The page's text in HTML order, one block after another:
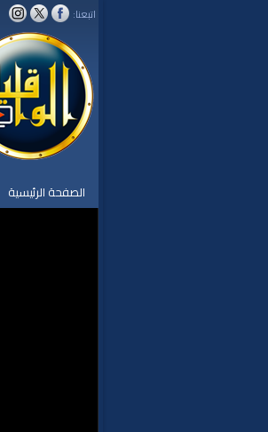
اتبعنا:
الصفحة الرئيسية